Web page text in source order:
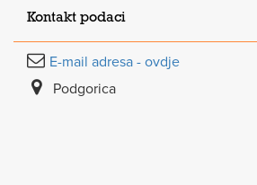
Kontakt podaci
E-mail adresa - ovdje
Podgorica